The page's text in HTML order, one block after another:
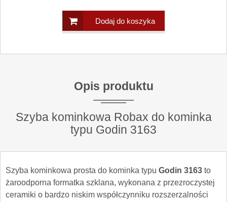
Dodaj do koszyka
Opis produktu
Szyba kominkowa Robax do kominka
typu Godin 3163
Szyba kominkowa prosta do kominka typu Godin 3163 to
żaroodporna formatka szklana, wykonana z przezroczystej
ceramiki o bardzo niskim współczynniku rozszerzalności